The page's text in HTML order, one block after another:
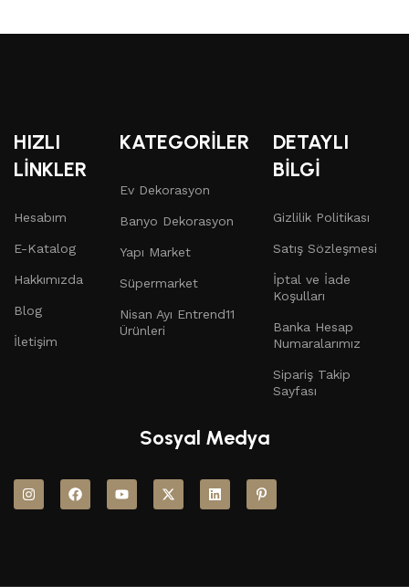
HIZLI
LİNKLER
Hesabım
E-Katalog
Hakkımızda
Blog
İletişim
KATEGORİLER
Ev Dekorasyon
Banyo Dekorasyon
Yapı Market
Süpermarket
Nisan Ayı Entrend11
Ürünleri
DETAYLI
BİLGİ
Gizlilik Politikası
Satış Sözleşmesi
İptal ve İade
Koşulları
Banka Hesap
Numaralarımız
Sipariş Takip
Sayfası
Sosyal Medya